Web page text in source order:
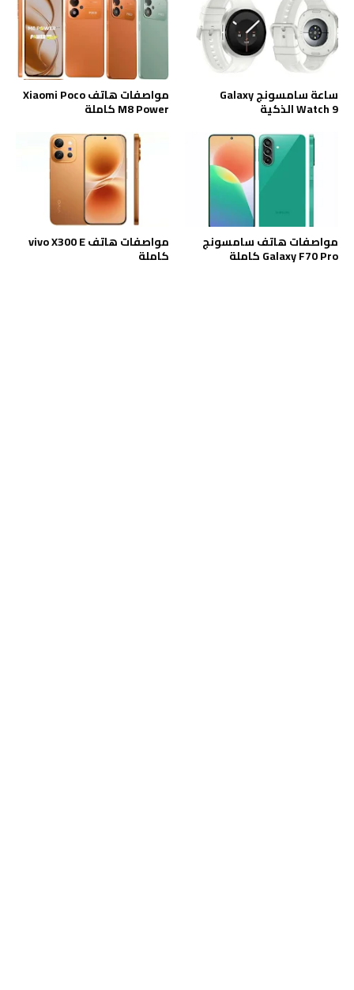
ساعة سامسونج Galaxy
Watch 9 الذكية
مواصفات هاتف Xiaomi Poco
M8 Power كاملة
مواصفات هاتف سامسونج
Galaxy F70 Pro كاملة
مواصفات هاتف vivo X300 E
كاملة